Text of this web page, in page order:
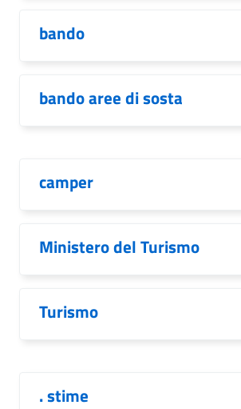
bando
bando aree di sosta
camper
Ministero del Turismo
Turismo
. stime